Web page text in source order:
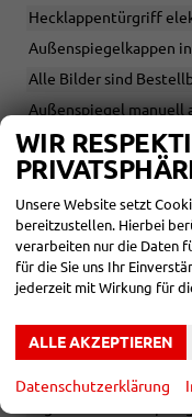
Hecklappentürgriff
Außenspiegelkappen
Alle Bilder sind
Außenspiegel manuell
Dachantenne in Shark-
Lieferzeit: ca. 12-18
Smartphone-
USB-C Anschluss, vorn
Dachhimmel in grau
USB-Schnittstelle vorne
Multimedia-System
WIR
Unsere Website setzt
bereitzustellen. Hierbei
verarbeiten nur die Daten
für die Sie uns Ihr
jederzeit mit Wirkung für
ALLE AKZEPTIEREN
Datenschutzerklärung